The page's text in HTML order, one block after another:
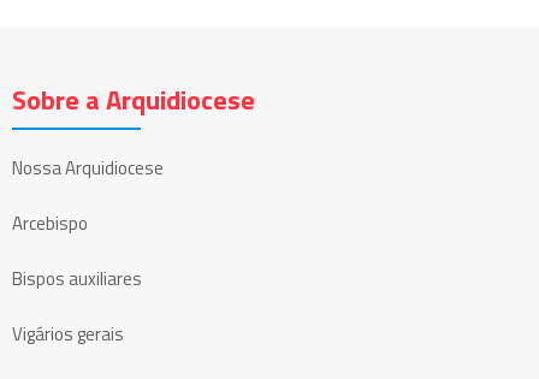
Sobre a Arquidiocese
Nossa Arquidiocese
Arcebispo
Bispos auxiliares
Vigários gerais